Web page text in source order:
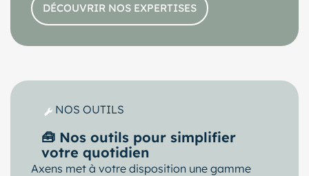
DÉCOUVRIR NOS EXPERTISES
NOS OUTILS
🧰 Nos outils pour simplifier
votre quotidien
Axens met à votre disposition une gamme